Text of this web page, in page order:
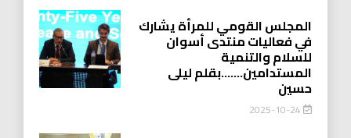
المجلس القومي للمرأة يشارك
في فعاليات منتدى أسوان
للسلام والتنمية
المستدامين…….بقلم ليلى
حسين
2025-10-24